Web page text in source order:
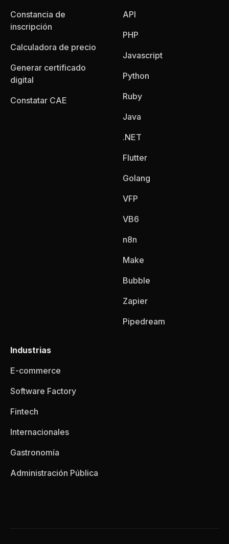
Constancia de
inscripción
Calculadora de precio
Generar certificado
digital
Constatar CAE
API
PHP
Javascript
Python
Ruby
Java
.NET
Flutter
Golang
VFP
VB6
n8n
Make
Bubble
Zapier
Pipedream
Industrias
E-commerce
Software Factory
Fintech
Internacionales
Gastronomía
Administración Pública